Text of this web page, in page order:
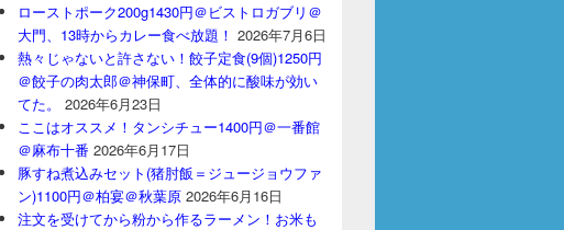
ローストポーク200g1430円＠ビストロガブリ＠
大門、13時からカレー食べ放題！ 2026年7月6日
熱々じゃないと許さない！餃子定食(9個)1250円
＠餃子の肉太郎＠神保町、全体的に酸味が効い
てた。
2026年6月23日
ここはオススメ！タンシチュー1400円＠一番館
＠麻布十番 2026年6月17日
豚すね煮込みセット(猪肘飯＝ジュージョウファ
ン)1100円＠柏宴＠秋葉原 2026年6月16日
注文を受けてから粉から作るラーメン！お米も